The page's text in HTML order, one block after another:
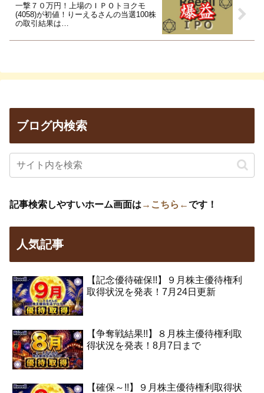
一撃７０万円！上場のＩＰＯトヨクモ
(4058)が初値！りーえるさんの当選100株
の取引結果は…
ブログ内検索
記事検索しやすいホーム画面は →こちら←です！
人気記事
【記念優待確保!!】９月株主優待権利
取得状況を発表！7月24日更新
【争奪戦結果!!】８月株主優待権利取
得状況を発表！8月7日まで
【確保～!!】９月株主優待権利取得状